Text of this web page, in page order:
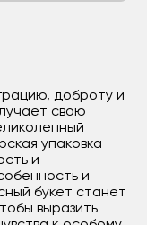
доброту и
свою
упаковка
и
и
букет станет
выразить